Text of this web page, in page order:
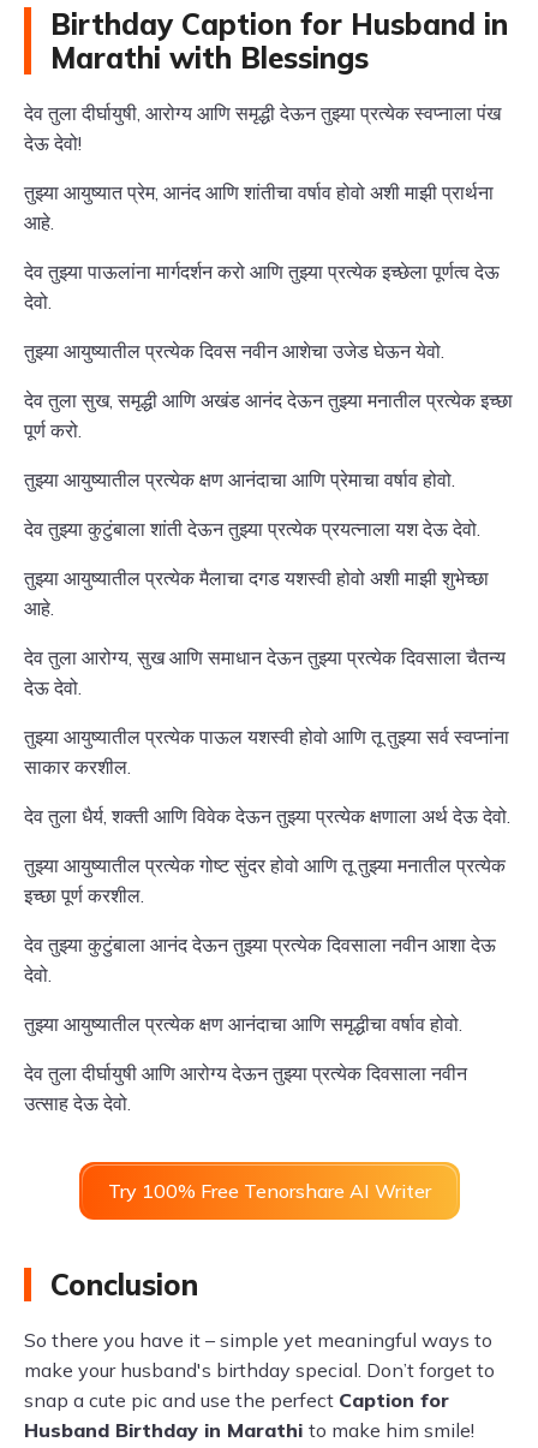
Birthday Caption for Husband in
Marathi with Blessings
देव तुला दीर्घायुषी, आरोग्य आणि समृद्धी देऊन तुझ्या प्रत्येक स्वप्नाला पंख
देऊ देवो!
तुझ्या आयुष्यात प्रेम, आनंद आणि शांतीचा वर्षाव होवो अशी माझी प्रार्थना
आहे.
देव तुझ्या पाऊलांना मार्गदर्शन करो आणि तुझ्या प्रत्येक इच्छेला पूर्णत्व देऊ
देवो.
तुझ्या आयुष्यातील प्रत्येक दिवस नवीन आशेचा उजेड घेऊन येवो.
देव तुला सुख, समृद्धी आणि अखंड आनंद देऊन तुझ्या मनातील प्रत्येक इच्छा
पूर्ण करो.
तुझ्या आयुष्यातील प्रत्येक क्षण आनंदाचा आणि प्रेमाचा वर्षाव होवो.
देव तुझ्या कुटुंबाला शांती देऊन तुझ्या प्रत्येक प्रयत्नाला यश देऊ देवो.
तुझ्या आयुष्यातील प्रत्येक मैलाचा दगड यशस्वी होवो अशी माझी शुभेच्छा
आहे.
देव तुला आरोग्य, सुख आणि समाधान देऊन तुझ्या प्रत्येक दिवसाला चैतन्य
देऊ देवो.
तुझ्या आयुष्यातील प्रत्येक पाऊल यशस्वी होवो आणि तू तुझ्या सर्व स्वप्नांना
साकार करशील.
देव तुला धैर्य, शक्ती आणि विवेक देऊन तुझ्या प्रत्येक क्षणाला अर्थ देऊ देवो.
तुझ्या आयुष्यातील प्रत्येक गोष्ट सुंदर होवो आणि तू तुझ्या मनातील प्रत्येक
इच्छा पूर्ण करशील.
देव तुझ्या कुटुंबाला आनंद देऊन तुझ्या प्रत्येक दिवसाला नवीन आशा देऊ
देवो.
तुझ्या आयुष्यातील प्रत्येक क्षण आनंदाचा आणि समृद्धीचा वर्षाव होवो.
देव तुला दीर्घायुषी आणि आरोग्य देऊन तुझ्या प्रत्येक दिवसाला नवीन
उत्साह देऊ देवो.
Try 100% Free Tenorshare AI Writer
Conclusion
So there you have it – simple yet meaningful ways to
make your husband's birthday special. Don’t forget to
snap a cute pic and use the perfect Caption for
Husband Birthday in Marathi to make him smile!